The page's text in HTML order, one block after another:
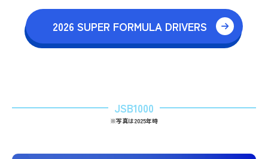
2026 SUPER FORMULA DRIVERS
JSB1000
※写真は2025年時